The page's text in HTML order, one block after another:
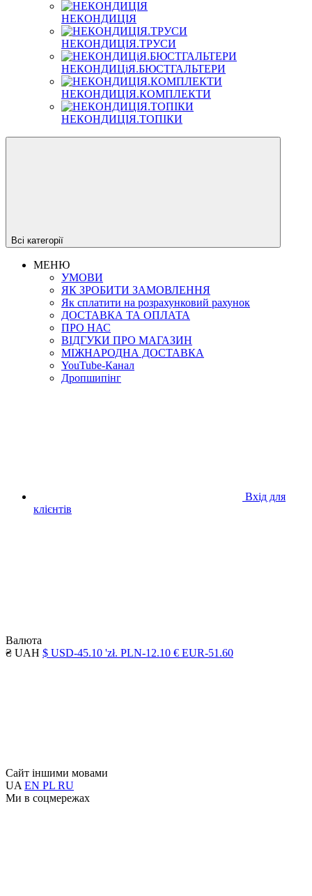
НЕКОНДИЦІЯ
НЕКОНДИЦІЯ.ТРУСИ
НЕКОНДИЦіЯ.БЮСТГАЛЬТЕРИ
НЕКОНДИЦІЯ.КОМПЛЕКТИ
НЕКОНДИЦІЯ.ТОПІКИ
Всі категорії
МЕНЮ
УМОВИ
ЯК ЗРОБИТИ ЗАМОВЛЕННЯ
Як сплатити на розрахунковий рахунок
ДОСТАВКА ТА ОПЛАТА
ПРО НАС
ВІДГУКИ ПРО МАГАЗИН
МIЖНАРОДНА ДОСТАВКА
YouTube-Канал
Дропшипінг
Вхід для
клієнтів
Валюта
₴ UAH $ USD-45.10 'zł. PLN-12.10 € EUR-51.60
Сайт іншими мовами
UA EN PL RU
Ми в соцмережах